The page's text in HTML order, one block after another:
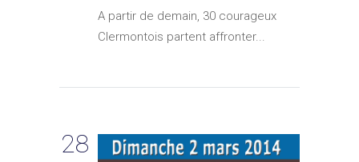
A partir de demain, 30 courageux
Clermontois partent affronter...
28